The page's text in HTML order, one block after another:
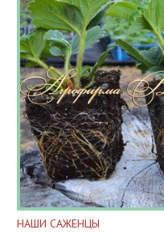
НАШИ САЖЕНЦЫ